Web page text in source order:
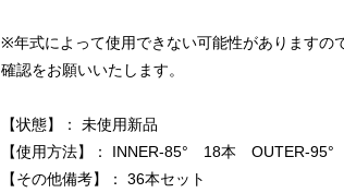
※年式によって使用できない可能性がありますの
確認をお願いいたします。
【状態】： 未使用新品
【使用方法】： INNER-85° 18本 OUTER-
【その他備考】： 36本セット